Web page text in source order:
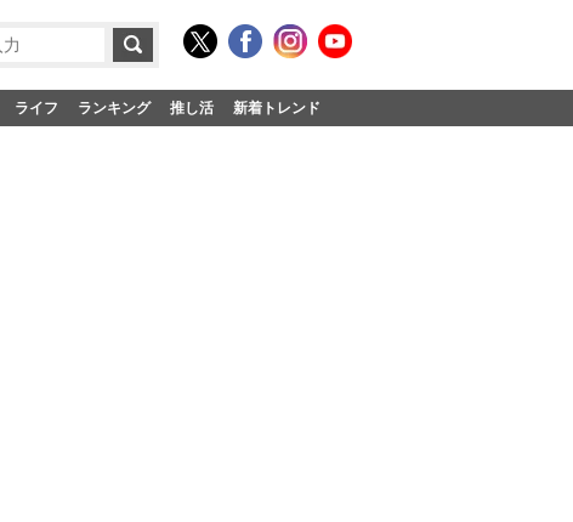
ライフ ランキング 推し活 新着トレンド